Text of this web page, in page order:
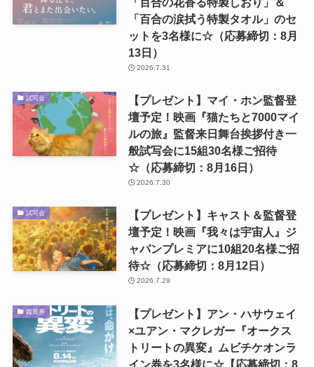
「百合の涙拭う特製タオル」のセ
ットを3名様に☆（応募締切：8月
13日）
2026.7.31
試写会
【プレゼント】マイ・ホン監督登
壇予定！映画『猫たちと7000マイ
ルの旅』監督来日舞台挨拶付き一
般試写会に15組30名様ご招待
☆（応募締切：8月16日）
2026.7.30
試写会
【プレゼント】キャスト＆監督登
壇予定！映画『我々は宇宙人』ジ
ャパンプレミアに10組20名様ご招
待☆（応募締切：8月12日）
2026.7.29
鑑賞券
【プレゼント】アン・ハサウェイ
×ユアン・マクレガー『オークス
トリートの異変』ムビチケオンラ
イン券を3名様に☆【応募締切：8